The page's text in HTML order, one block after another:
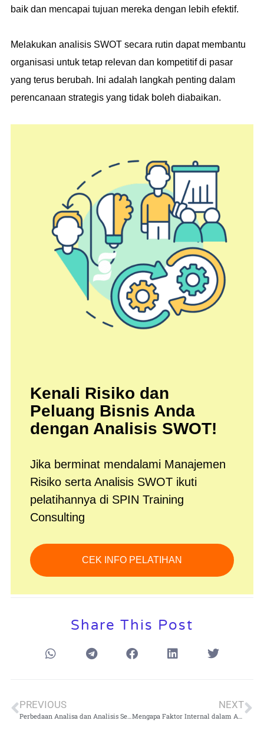
baik dan mencapai tujuan mereka dengan lebih efektif.
Melakukan analisis SWOT secara rutin dapat membantu
organisasi untuk tetap relevan dan kompetitif di pasar
yang terus berubah. Ini adalah langkah penting dalam
perencanaan strategis yang tidak boleh diabaikan.
Kenali Risiko dan
Peluang Bisnis Anda
dengan Analisis SWOT!
Jika berminat mendalami Manajemen
Risiko serta Analisis SWOT ikuti
pelatihannya di SPIN Training
Consulting
CEK INFO PELATIHAN
Share This Post
PREVIOUS NEXT